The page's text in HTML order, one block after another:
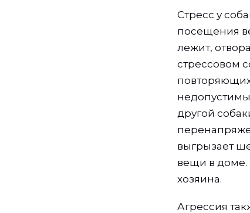
Стресс у
посещения
лежит,
стрессовом
другой
выгрызает
вещи в доме.
хозяина.
Агрессия